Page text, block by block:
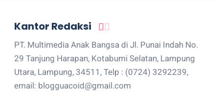
Kantor Redaksi
PT. Multimedia Anak Bangsa di Jl. Punai Indah No.
29 Tanjung Harapan, Kotabumi Selatan, Lampung
Utara, Lampung, 34511, Telp : (0724) 3292239,
email: blogguacoid@gmail.com